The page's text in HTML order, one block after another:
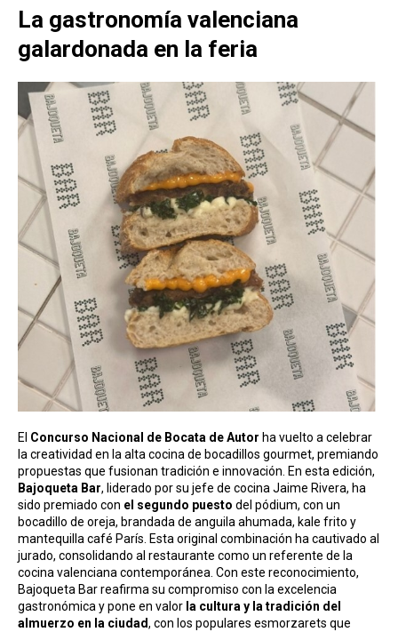
La gastronomía valenciana
galardonada en la feria
El Concurso Nacional de Bocata de Autor ha vuelto a celebrar
la creatividad en la alta cocina de bocadillos gourmet, premiando
propuestas que fusionan tradición e innovación. En esta edición,
Bajoqueta Bar, liderado por su jefe de cocina Jaime Rivera, ha
sido premiado con el segundo puesto del pódium, con un
bocadillo de oreja, brandada de anguila ahumada, kale frito y
mantequilla café París. Esta original combinación ha cautivado al
jurado, consolidando al restaurante como un referente de la
cocina valenciana contemporánea. Con este reconocimiento,
Bajoqueta Bar reafirma su compromiso con la excelencia
gastronómica y pone en valor la cultura y la tradición del
almuerzo en la ciudad, con los populares esmorzarets que